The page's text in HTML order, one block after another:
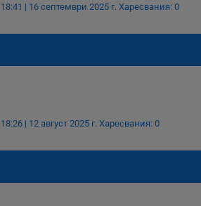
18:41 | 16 септември 2025 г. Харесвания: 0
18:26 | 12 август 2025 г. Харесвания: 0